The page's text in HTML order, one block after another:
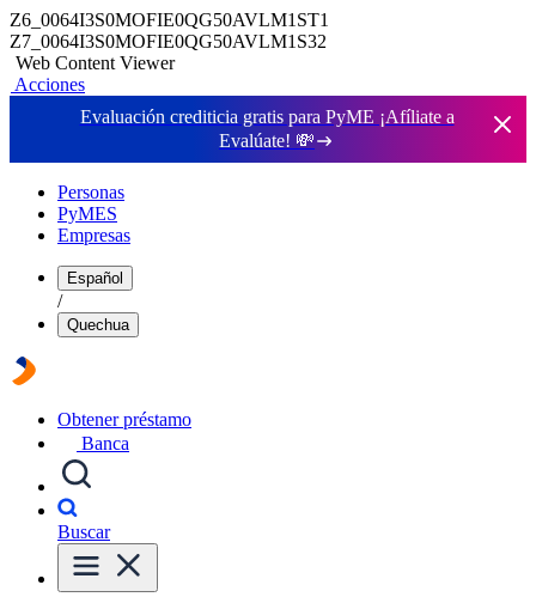
Z6_0064I3S0MOFIE0QG50AVLM1ST1
Z7_0064I3S0MOFIE0QG50AVLM1S32
Web Content Viewer
Acciones
Evaluación crediticia gratis para PyME ¡Afíliate a
Evalúate! 💸
Personas
PyMES
Empresas
Español
/
Quechua
Obtener préstamo
Banca
Buscar